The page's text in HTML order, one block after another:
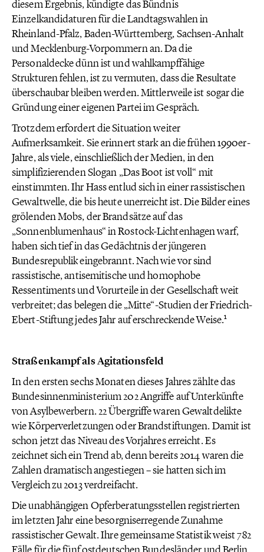
diesem Ergebnis, kündigte das Bündnis
Einzelkandidaturen für die Landtagswahlen in
Rheinland-Pfalz, Baden-Württemberg, Sachsen-Anhalt
und Mecklenburg-Vorpommern an. Da die
Personaldecke dünn ist und wahlkampffähige
Strukturen fehlen, ist zu vermuten, dass die Resultate
überschaubar bleiben werden. Mittlerweile ist sogar die
Gründung einer eigenen Partei im Gespräch.
Trotzdem erfordert die Situation weiter
Aufmerksamkeit. Sie erinnert stark an die frühen 1990er-
Jahre, als viele, einschließlich der Medien, in den
simplifizierenden Slogan „Das Boot ist voll“ mit
einstimmten. Ihr Hass entlud sich in einer rassistischen
Gewaltwelle, die bis heute unerreicht ist. Die Bilder eines
grölenden Mobs, der Brandsätze auf das
„Sonnenblumenhaus“ in Rostock-Lichtenhagen warf,
haben sich tief in das Gedächtnis der jüngeren
Bundesrepublik eingebrannt. Nach wie vor sind
rassistische, antisemitische und homophobe
Ressentiments und Vorurteile in der Gesellschaft weit
verbreitet; das belegen die „Mitte“-Studien der Friedrich-
Ebert-Stiftung jedes Jahr auf erschreckende Weise.1
Straßenkampf als Agitationsfeld
In den ersten sechs Monaten dieses Jahres zählte das
Bundesinnenministerium 202 Angriffe auf Unterkünfte
von Asylbewerbern. 22 Übergriffe waren Gewaltdelikte
wie Körperverletzungen oder Brandstiftungen. Damit ist
schon jetzt das Niveau des Vorjahres erreicht. Es
zeichnet sich ein Trend ab, denn bereits 2014 waren die
Zahlen dramatisch angestiegen – sie hatten sich im
Vergleich zu 2013 verdreifacht.
Die unabhängigen Opferberatungsstellen registrierten
im letzten Jahr eine besorgniserregende Zunahme
rassistischer Gewalt. Ihre gemeinsame Statistik weist 782